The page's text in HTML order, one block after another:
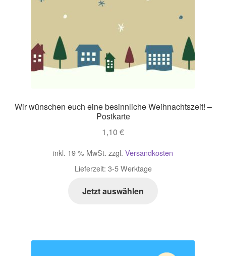
Wir wünschen euch eine besinnliche Weihnachtszeit! –
Postkarte
1,10 €
inkl. 19 % MwSt. zzgl. Versandkosten
Lieferzeit: 3-5 Werktage
Jetzt auswählen